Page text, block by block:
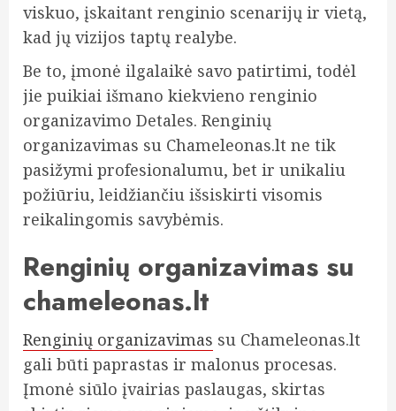
viskuo, įskaitant renginio scenarijų ir vietą,
kad jų vizijos taptų realybe.
Be to, įmonė ilgalaikė savo patirtimi, todėl
jie puikiai išmano kiekvieno renginio
organizavimo Detales. Renginių
organizavimas su Chameleonas.lt ne tik
pasižymi profesionalumu, bet ir unikaliu
požiūriu, leidžiančiu išsiskirti visomis
reikalingomis savybėmis.
Renginių organizavimas su
chameleonas.lt
Renginių organizavimas su Chameleonas.lt
gali būti paprastas ir malonus procesas.
Įmonė siūlo įvairias paslaugas, skirtas